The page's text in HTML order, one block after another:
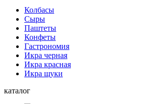
Колбасы
Сыры
Паштеты
Конфеты
Гастрономия
Икра черная
Икра красная
Икра щуки
каталог